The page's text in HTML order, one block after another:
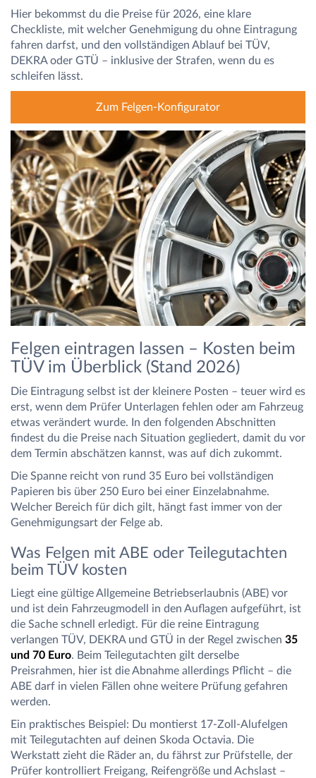
Hier bekommst du die Preise für 2026, eine klare
Checkliste, mit welcher Genehmigung du ohne Eintragung
fahren darfst, und den vollständigen Ablauf bei TÜV,
DEKRA oder GTÜ – inklusive der Strafen, wenn du es
schleifen lässt.
Zum Felgen-Konfigurator
Felgen eintragen lassen – Kosten beim
TÜV im Überblick (Stand 2026)
Die Eintragung selbst ist der kleinere Posten – teuer wird es
erst, wenn dem Prüfer Unterlagen fehlen oder am Fahrzeug
etwas verändert wurde. In den folgenden Abschnitten
findest du die Preise nach Situation gegliedert, damit du vor
dem Termin abschätzen kannst, was auf dich zukommt.
Die Spanne reicht von rund 35 Euro bei vollständigen
Papieren bis über 250 Euro bei einer Einzelabnahme.
Welcher Bereich für dich gilt, hängt fast immer von der
Genehmigungsart der Felge ab.
Was Felgen mit ABE oder Teilegutachten
beim TÜV kosten
Liegt eine gültige Allgemeine Betriebserlaubnis (ABE) vor
und ist dein Fahrzeugmodell in den Auflagen aufgeführt, ist
die Sache schnell erledigt. Für die reine Eintragung
verlangen TÜV, DEKRA und GTÜ in der Regel zwischen 35
und 70 Euro. Beim Teilegutachten gilt derselbe
Preisrahmen, hier ist die Abnahme allerdings Pflicht – die
ABE darf in vielen Fällen ohne weitere Prüfung gefahren
werden.
Ein praktisches Beispiel: Du montierst 17-Zoll-Alufelgen
mit Teilegutachten auf deinen Skoda Octavia. Die
Werkstatt zieht die Räder an, du fährst zur Prüfstelle, der
Prüfer kontrolliert Freigang, Reifengröße und Achslast –